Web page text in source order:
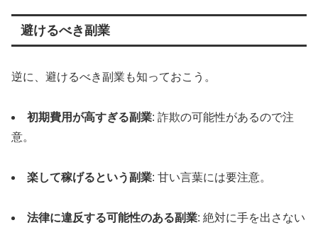
避けるべき副業
逆に、避けるべき副業も知っておこう。
初期費用が高すぎる副業: 詐欺の可能性があるので注
意。
楽して稼げるという副業: 甘い言葉には要注意。
法律に違反する可能性のある副業: 絶対に手を出さない